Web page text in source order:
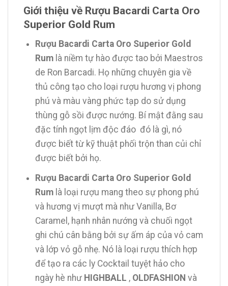
Giới thiệu về Rượu Bacardi Carta Oro
Superior Gold Rum
Rượu Bacardi Carta Oro Superior Gold
Rumlà niềm tự hào được tao bởi Maestros
de Ron Barcadi. Họ những chuyên gia về
thủ công tạo cho loại rượu hương vị phong
phú và màu vàng phức tạp do sử dụng
thùng gỗ sồi được nướng. Bí mật đằng sau
đặc tính ngọt lịm độc đáo đó là gì, nó
được biết từ kỹ thuật phối trộn than củi chỉ
được biết bởi họ.
Rượu Bacardi Carta Oro Superior Gold
Rumlà loại rượu mang theo sự phong phú
và hương vị mượt mà như Vanilla, Bơ
Caramel, hạnh nhân nướng và chuối ngọt
ghi chú cân bằng bởi sự ấm áp của vỏ cam
và lớp vỏ gỗ nhẹ. Nó là loại rượu thích hợp
để tạo ra các ly Cocktail tuyệt hảo cho
ngày hè như HIGHBALL , OLDFASHION và